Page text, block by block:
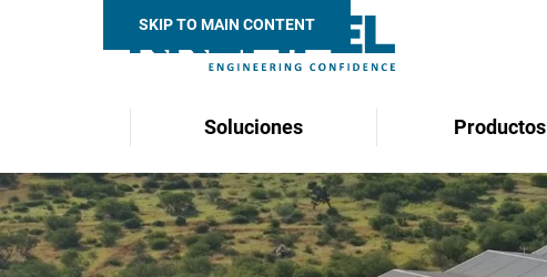
SKIP TO MAIN CONTENT
Search
Soluciones Productos